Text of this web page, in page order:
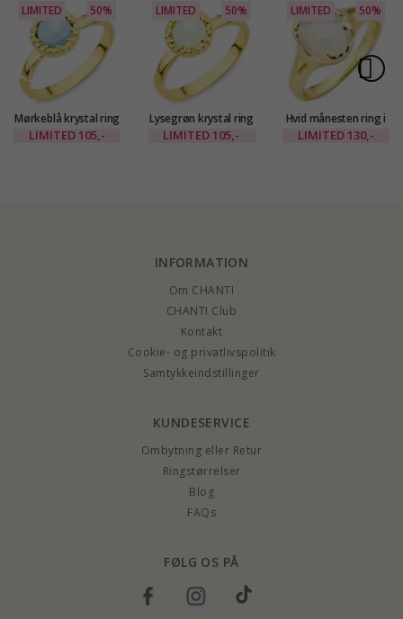
LIMITED 50%
Mørkeblå krystal ring
i forgyldt messing -
LIMITED 105,-
LIMITED 50%
Lysegrøn krystal ring
i forgyldt messing -
LIMITED 105,-
LIMITED 50%
Hvid månesten ring i
forgyldt messing -
LIMITED 130,-
INFORMATION
Om CHANTI
CHANTI Club
Kontakt
Cookie- og privatlivspolitik
Samtykkeindstillinger
KUNDESERVICE
Ombytning eller Retur
Ringstørrelser
Blog
FAQs
FØLG OS PÅ